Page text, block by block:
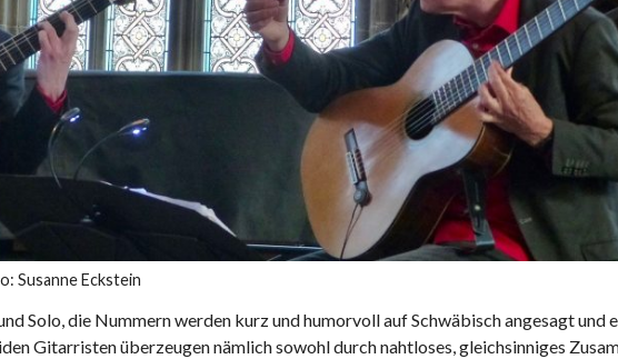
Susanne Eckstein
Solo, die Nummern werden kurz und humorvoll auf Schwäbisch angesagt und
Gitarristen überzeugen nämlich sowohl durch nahtloses, gleichsinniges